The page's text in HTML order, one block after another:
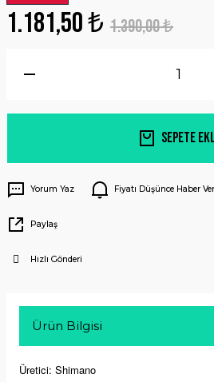
1.181,50 ₺ 1.390,00 ₺
Sepete
Yorum Yaz Fiyatı Düşünce Haber Ver
Paylaş
Hızlı Gönderi
Ürün Bilgisi
Üretici: Shimano